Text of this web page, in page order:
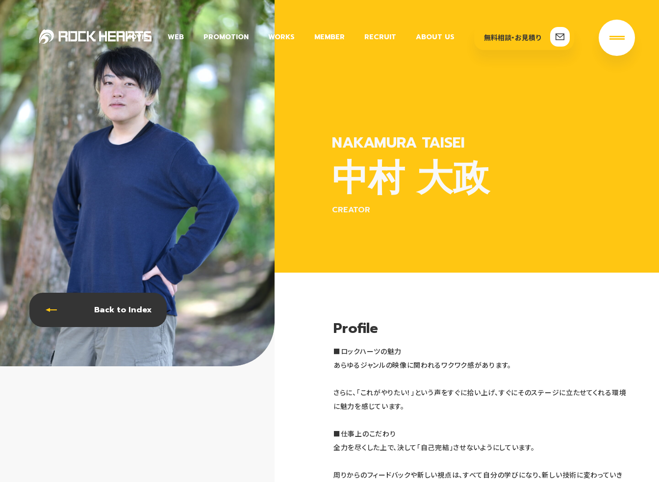
MOVIE WEB PROMOTION WORKS MEMBER RECRUIT ABOUT US 無料相談・お見積り
NAKAMURA TAISEI
中村 大政
CREATOR
Back to Index
Profile
■ロックハーツの魅力
あらゆるジャンルの映像に関われるワクワク感があります。
さらに、「これがやりたい！」という声をすぐに拾い上げ、すぐにそのステージに立たせてくれる環境
に魅力を感じています。
■仕事上のこだわり
全力を尽くした上で、決して「自己完結」させないようにしています。
周りからのフィードバックや新しい視点は、すべて自分の学びになり、新しい技術に変わっていき